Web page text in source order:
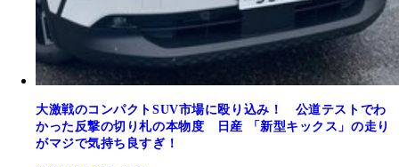
大激戦のコンパクトSUV市場に殴り込み！ 公道テストでわ
かった反撃の切り札の本物度 日産 「新型キックス」の走り
がマジで気持ち良すぎ！